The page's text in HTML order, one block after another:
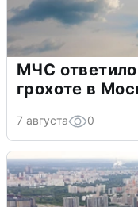
МЧС
грохоте в
7 августа 0